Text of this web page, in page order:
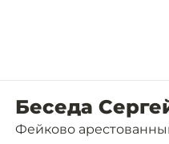
Беседа
Фейково